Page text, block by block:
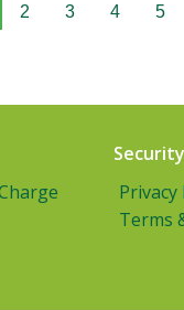
2 3 4 5
Privacy
Terms